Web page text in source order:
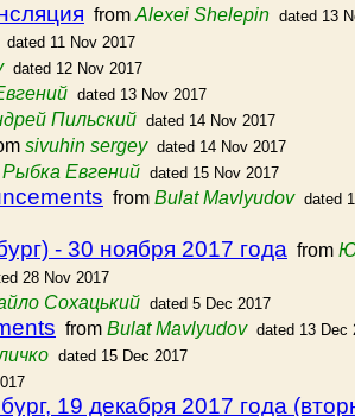
from Alexei Shelepin dated 13
dated 11 Nov 2017
dated 12 Nov 2017
dated 13 Nov 2017
Пильский dated 14 Nov 2017
sivuhin sergey dated 14 Nov 2017
Рыбка Евгений dated 15 Nov 2017
from Bulat Mavlyudov dated
- 30 ноября 2017 года from
28 Nov 2017
Сохацький dated 5 Dec 2017
from Bulat Mavlyudov dated 13 Dec
dated 15 Dec 2017
19 декабря 2017 года